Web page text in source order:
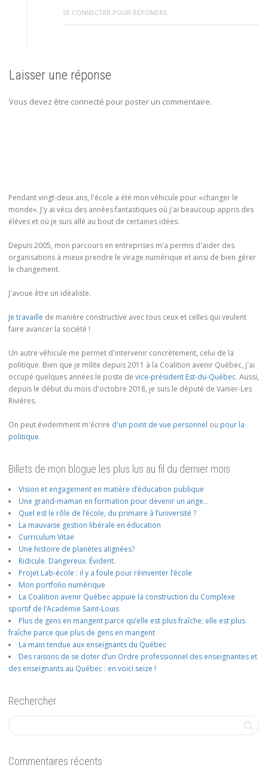
SE CONNECTER POUR RÉPONDRE
Laisser une réponse
Vous devez être connecté pour poster un commentaire.
Pendant vingt-deux ans, l'école a été mon véhicule pour «changer le
monde». J'y ai vécu des années fantastiques où j'ai beaucoup appris des
élèves et où je suis allé au bout de certaines idées.
Depuis 2005, mon parcours en entreprises m'a permis d'aider des
organisations à mieux prendre le virage numérique et ainsi de bien gérer
le changement.
J'avoue être un idéaliste.
Je travaille de manière constructive avec tous ceux et celles qui veulent
faire avancer la société !
Un autre véhicule me permet d'intervenir concrètement, celui de la
politique. Bien que je milite depuis 2011 à la Coalition avenir Québec, j'ai
occupé quelques années le poste de vice-président Est-du-Québec. Aussi,
depuis le début du mois d'octobre 2018, je suis le député de Vanier-Les
Rivières.
On peut évidemment m'écrire d'un point de vue personnel ou pour la
politique.
Billets de mon blogue les plus lus au fil du dernier mois
Vision et engagement en matière d’éducation publique
Une grand-maman en formation pour devenir un ange…
Quel est le rôle de l’école, du primaire à l’université ?
La mauvaise gestion libérale en éducation
Curriculum Vitae
Une histoire de planètes alignées?
Ridicule. Dangereux. Évident.
Projet Lab-école : il y a foule pour réinventer l’école
Mon portfolio numérique
La Coalition avenir Québec appuie la construction du Complexe
sportif de l’Académie Saint-Louis
Plus de gens en mangent parce qu’elle est plus fraîche; elle est plus
fraîche parce que plus de gens en mangent
La main tendue aux enseignants du Québec
Des raisons de se doter d’un Ordre professionnel des enseignantes et
des enseignants au Québec : en voici seize !
Rechercher
Commentaires récents